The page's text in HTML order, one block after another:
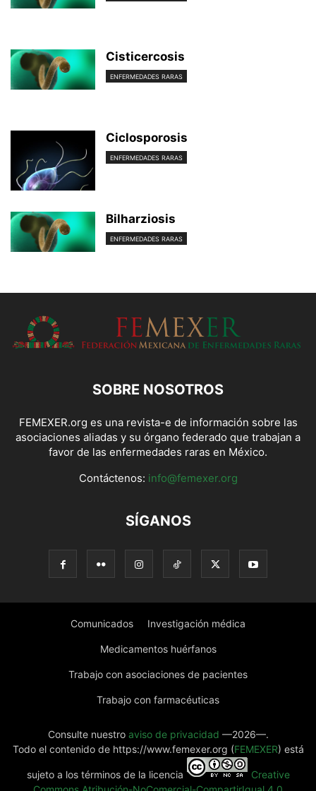
Cisticercosis
ENFERMEDADES RARAS
Ciclosporosis
ENFERMEDADES RARAS
Bilharziosis
ENFERMEDADES RARAS
SOBRE NOSOTROS
FEMEXER.org es una revista-e de información sobre las
asociaciones aliadas y su órgano federado que trabajan a
favor de las enfermedades raras en México.
Contáctenos: info@femexer.org
SÍGANOS
Comunicados Investigación médica
Medicamentos huérfanos
Trabajo con asociaciones de pacientes
Trabajo con farmacéuticas
Consulte nuestro aviso de privacidad —2026—.
Todo el contenido de https://www.femexer.org (FEMEXER) está
sujeto a los términos de la licencia
Creative